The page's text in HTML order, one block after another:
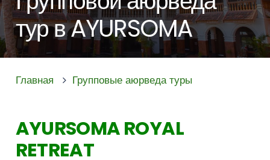
тур в AYURSOMA
Главная Групповые аюрведа туры
AYURSOMA ROYAL
RETREAT